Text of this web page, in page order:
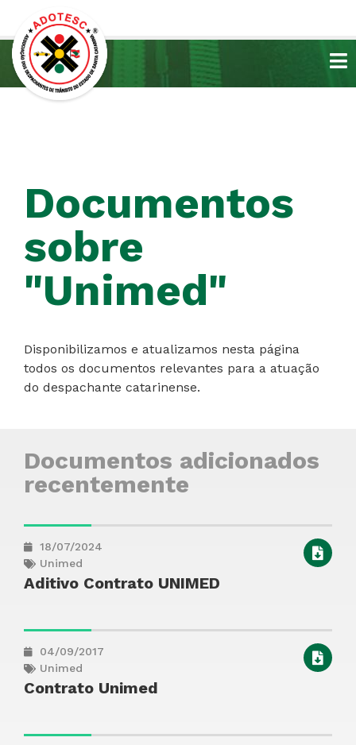
Documentos
sobre
"Unimed"
Disponibilizamos e atualizamos nesta página
todos os documentos relevantes para a atuação
do despachante catarinense.
Documentos adicionados
recentemente
18/07/2024
Unimed
Aditivo Contrato UNIMED
04/09/2017
Unimed
Contrato Unimed